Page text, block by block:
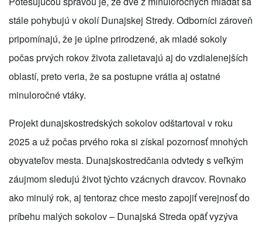
stále pohybujú v okolí Dunajskej Stredy. Odborníci zároveň
pripomínajú, že je úplne prirodzené, ak mladé sokoly
počas prvých rokov života zalietavajú aj do vzdialenejších
oblastí, preto veria, že sa postupne vrátia aj ostatné
minuloročné vtáky.
Projekt dunajskostredských sokolov odštartoval v roku
2025 a už počas prvého roka si získal pozornosť mnohých
obyvateľov mesta. Dunajskostredčania odvtedy s veľkým
záujmom sledujú život týchto vzácnych dravcov. Rovnako
ako minulý rok, aj tentoraz chce mesto zapojiť verejnosť do
príbehu malých sokolov – Dunajská Streda opäť vyzýva